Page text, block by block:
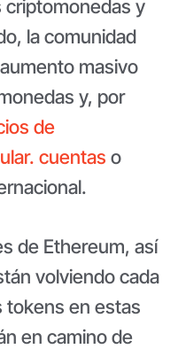
criptomonedas y
la comunidad
masivo
y, por
de
cuentas o
de Ethereum, así
volviendo cada
tokens en estas
en camino de